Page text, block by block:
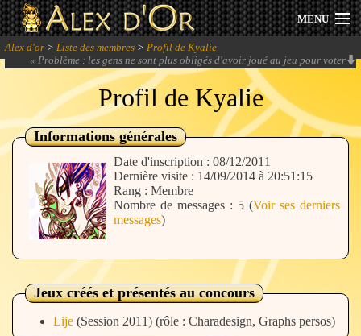
MENU
Actualités
Session 2026
Archives
Forum
Communauté
Se connecter
S'inscrire
Alex d'or > Liste des membres > Profil de Kyalie
« Problème : les gens ne sont plus obligés d'avoir joué au jeu pour voter
(perte d'objectivité). Avantage : on peut s'en sortir avec un staff de 2-3
Profil de Kyalie
Informations générales
Date d'inscription : 08/12/2011
Dernière visite : 14/09/2014 à 20:51:15
Rang : Membre
Nombre de messages : 5 (Voir ses derniers
messages)
Jeux créés et présentés au concours
Lije (Session 2011) (rôle : Charadesign, Graphs persos)